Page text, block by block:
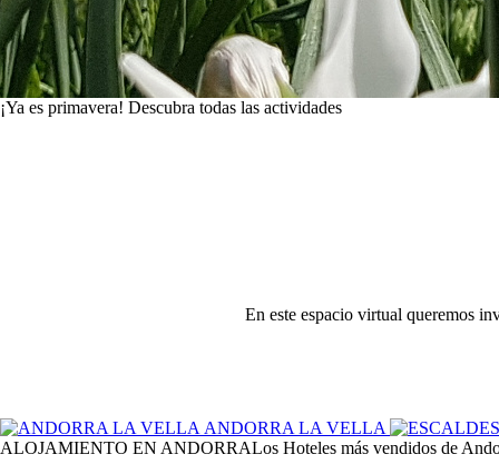
¡Ya es primavera! Descubra todas las actividades
En este espacio virtual queremos
ANDORRA LA VELLA
ALOJAMIENTO EN ANDORRALos Hoteles más vendidos de